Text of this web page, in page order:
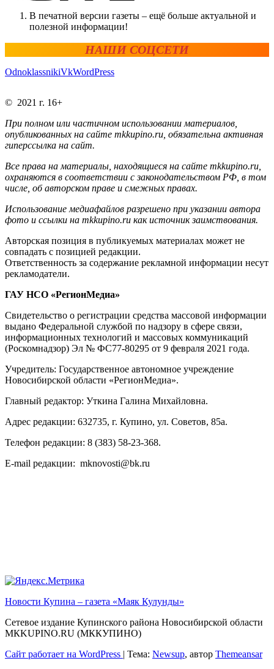
В печатной версии газеты – ещё больше актуальной и
полезной информации!
НАШИ СОЦСЕТИ
OdnoklassnikiVkWordPress
© 2021 г. 16+
При полном или частичном использовании материалов,
опубликованных на сайте mkkupino.ru, обязательна активная
гиперссылка на сайт.
Все права на материалы, находящиеся на сайте mkkupino.ru,
охраняются в соответствии с законодательством РФ, в том
числе, об авторском праве и смежных правах.
Использование медиафайлов разрешено при указании автора
фото и ссылки на mkkupino.ru как источник заимствования.
Авторская позиция в публикуемых материалах может не
совпадать с позицией редакции.
Ответственность за содержание рекламной информации несут
рекламодатели.
ГАУ НСО «РегионМедиа»
Свидетельство о регистрации средства массовой информации
выдано Федеральной службой по надзору в сфере связи,
информационных технологий и массовых коммуникаций
(Роскомнадзор) Эл № ФС77-80295 от 9 февраля 2021 года.
Учредитель: Государственное автономное учреждение
Новосибирской области «РегионМедиа».
Главный редактор: Уткина Галина Михайловна.
Адрес редакции: 632735, г. Купино, ул. Советов, 85а.
Телефон редакции: 8 (383) 58-23-368.
E-mail редакции: mknovosti@bk.ru
Новости Купина – газета «Маяк Кулунды»
Сетевое издание Купинского района Новосибирской области
МКKUPINO.RU (МККУПИНО)
Сайт работает на WordPress
Тема: Newsup, автор Themeansar